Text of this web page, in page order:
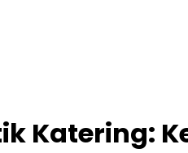
Katering: